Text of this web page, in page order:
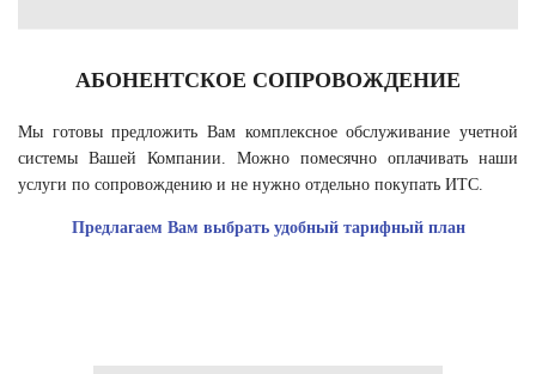
АБОНЕНТСКОЕ СОПРОВОЖДЕНИЕ
Мы готовы предложить Вам комплексное обслуживание учетной
системы Вашей Компании. Можно помесячно оплачивать наши
услуги по сопровождению и не нужно отдельно покупать ИТС.
Предлагаем Вам выбрать удобный тарифный план